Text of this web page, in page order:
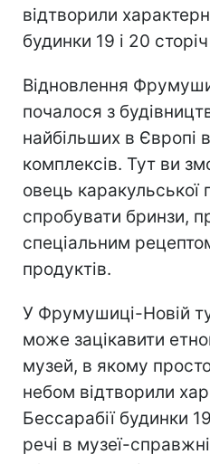
відтворили
будинки 19 і 20
Відновлення
почалося з
найбільших в Європі
комплексів. Тут ви
овець каракульської
спробувати бринзи,
спеціальним
продуктів.
У Фрумушиці-Новій
може зацікавити
музей, в якому
небом відтворили
Бессарабії будинки
речі в музеї-